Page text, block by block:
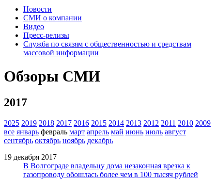
Новости
СМИ о компании
Видео
Пресс-релизы
Служба по связям с общественностью и средствам
массовой информации
Обзоры СМИ
2017
2025 2019 2018 2017 2016 2015 2014 2013 2012 2011 2010 2009
все январь февраль март апрель май июнь июль август
сентябрь октябрь ноябрь декабрь
19 декабря 2017
В Волгограде владельцу дома незаконная врезка к
газопроводу обошлась более чем в 100 тысяч рублей